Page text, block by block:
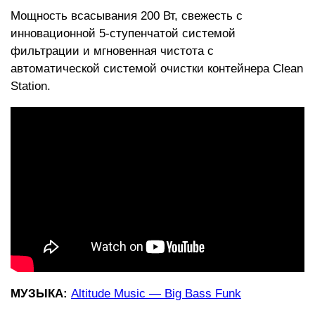
Мощность всасывания 200 Вт, свежесть с
инновационной 5-ступенчатой системой
фильтрации и мгновенная чистота с
автоматической системой очистки контейнера Clean
Station.
МУЗЫКА: Altitude Music — Big Bass Funk